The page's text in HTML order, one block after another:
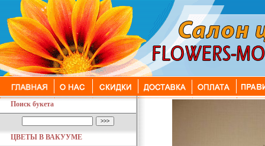
Поиск букета
ЦВЕТЫ В ВАКУУМЕ